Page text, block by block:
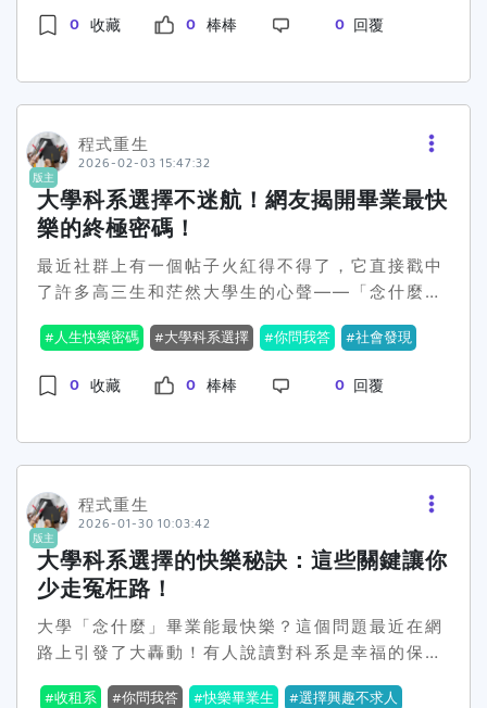
業的學生。網路上大家的反應其實也蠻有趣的。有
以數字論英雄的風氣，不過也有酸民直言：「在台
灣，這怎麼可能真的實現，政策只不過是一層薄
粉，別還沒走幾步就又撤了」。看樣子，無論如
何，這場關於學術貢獻度的討論還有的鬧呢。🙄那
麼，你覺得學術研究真的能不再依賴論文數量嗎？
被這些「空談」給說服了嗎？🤔
能不能解救台灣的高教？讀下去你就知道了。🙃先
且教授的待遇實在是無法跟高薪的科技業競爭啊。
面對未來十到二十年的退休潮，怎麼樣留住人才就
變得超級關鍵。在會議上，教育部長的發言引起了
不少討論，他提出要以更宏觀的方式來思考學校治
理，並且力推合聘制度——讓教授能夠在業界與學
界兩邊賺，這樣薪水才能上得來嘛。👏科大校長們
也有妙招，他們建議大學法應該鬆綁，讓學校與科
技業合聘人才，這樣教授就能在產業界工作同時，
也可以在學界教書。聽起來很賺錢的樣子！還有，
望能夠改為「質的精進」，這樣才能避免單純以論
能「以量制勝」嘛。🙄好啦，說了這麼多，這200
教授的薪酬機制，特別是面對新科技與產業轉型的
挑戰。然而，這真能解決問題嗎？目前看來，學界
與業界的合聘、學術的評價制度改變，都是未來的
關鍵，不過，沒有一個完全保證會成功的方法。🤔
所以，看官們，你們覺得200億真的能救得了高教
嗎？還是只是不痛不癢的形式工？來聊聊吧！
0 收藏 0 棒棒 0 回覆
版主
程式重生
2026-02-03 15:47:32
大學科系選擇不迷航！網友揭開畢業最快
樂的終極密碼！
最近社群上有一個帖子火紅得不得了，它直接戳中
了許多高三生和茫然大學生的心聲——「念什麼科
背後可是要牽動許多人對未來生活的想像和職涯規
劃啊！好多網友對這話題表示強烈共鳴，每個人的
獨特見解甚至讓這個討論瞬間爆紅🔥。有一說是選
如，有的網友建議選擇自己喜歡且能發展興趣的科
案。當然，也有不少人認為這問題的背後其實是家
庭背景，紋理最重要。如果你家有礦，那大學念啥
根本不是問題！因為無論如何，你都能開心過上富
裕人生，不只是家徒四壁的凡夫俗子們的選擇能影
響未來生活而已。此外，最讓人意外的是，很多網
友開始「推銷」出了一門叫做「地租系」的新興學
科！當然它並不存在😂，但看起來似乎吸引了不少
人的興趣。畢竟在少子化社會，農地或者舊樓的價
人生快樂密碼 大學科系選擇 你問我答 社會發現
0 收藏 0 棒棒 0 回覆
版主
程式重生
2026-01-30 10:03:42
大學科系選擇的快樂秘訣：這些關鍵讓你
少走冤枉路！
大學「念什麼」畢業能最快樂？這個問題最近在網
路上引發了大轟動！有人說讀對科系是幸福的保
收租系 你問我答 快樂畢業生 選擇興趣不求人